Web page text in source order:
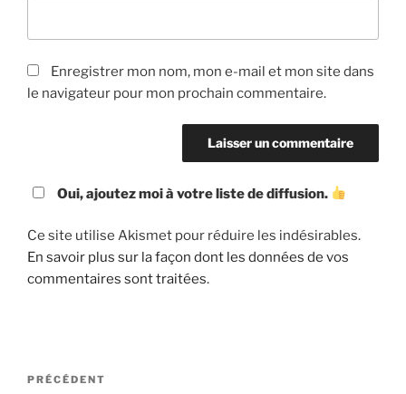
Enregistrer mon nom, mon e-mail et mon site dans
le navigateur pour mon prochain commentaire.
Oui, ajoutez moi à votre liste de diffusion.
Ce site utilise Akismet pour réduire les indésirables.
En savoir plus sur la façon dont les données de vos
commentaires sont traitées.
Navigation
Article
PRÉCÉDENT